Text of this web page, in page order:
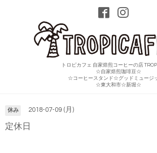
トロピカフェ 自家焙煎コーヒーの店
☆自家焙煎珈琲豆☆
☆コーヒースタンド☆グッドミュージ
☆東大和市☆新堀☆
休み 2018-07-09 (月)
定休日